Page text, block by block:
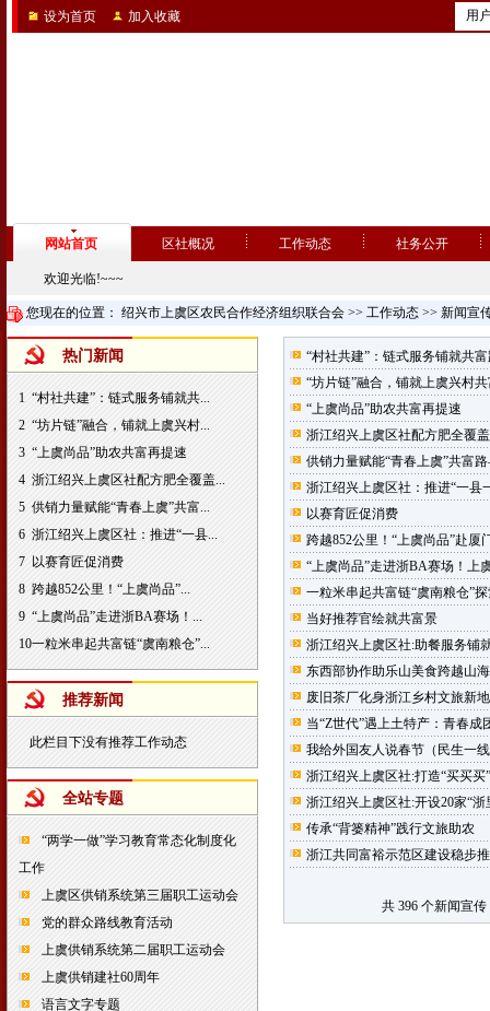
设为首页 加入收藏 用
网站首页 区社概况 工作动态 社务公开
欢迎光临!~~~
您现在的位置： 绍兴市上虞区农民合作经济组织联合会 >> 工作动态 >> 新闻宣
热门新闻
1 “村社共建”：链式服务铺就共...
2 “坊片链”融合，铺就上虞兴村...
3 “上虞尚品”助农共富再提速
4 浙江绍兴上虞区社配方肥全覆盖...
5 供销力量赋能“青春上虞”共富...
6 浙江绍兴上虞区社：推进“一县...
7 以赛育匠促消费
8 跨越852公里！“上虞尚品”...
9 “上虞尚品”走进浙BA赛场！...
10一粒米串起共富链“虞南粮仓”...
推荐新闻
此栏目下没有推荐工作动态
全站专题
“两学一做”学习教育常态化制度化
工作
上虞区供销系统第三届职工运动会
党的群众路线教育活动
上虞供销系统第二届职工运动会
上虞供销建社60周年
语言文字专题
“村社共建”：链式服务铺就共
“坊片链”融合，铺就上虞兴村
“上虞尚品”助农共富再提速
浙江绍兴上虞区社配方肥全覆
供销力量赋能“青春上虞”共富
浙江绍兴上虞区社：推进“一县
以赛育匠促消费
跨越852公里！“上虞尚品”赴厦
“上虞尚品”走进浙BA赛场！上
一粒米串起共富链“虞南粮仓”
当好推荐官绘就共富景
浙江绍兴上虞区社:助餐服务铺
东西部协作助乐山美食跨越山
废旧茶厂化身浙江乡村文旅新
当“Z世代”遇上土特产：青春成
我给外国友人说春节（民生一
浙江绍兴上虞区社:打造“买买买
浙江绍兴上虞区社:开设20家“浙
传承“背篓精神”践行文旅助农
浙江共同富裕示范区建设稳步
共 396 个新闻宣